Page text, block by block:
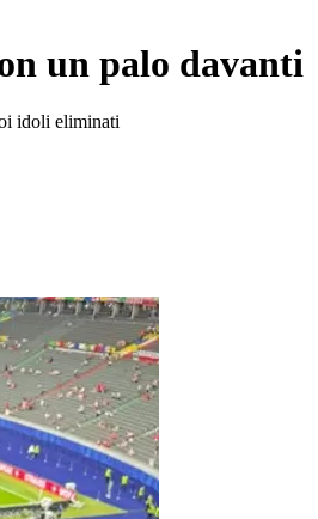
un palo davanti
idoli eliminati